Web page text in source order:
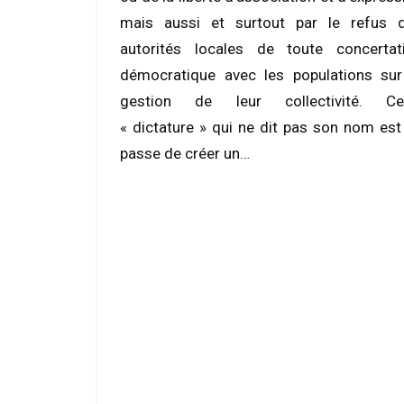
mais aussi et surtout par le refus
autorités locales de toute
démocratique avec les populations
gestion de leur collectivité.
« dictature » qui ne dit pas son nom est
passe de créer un…